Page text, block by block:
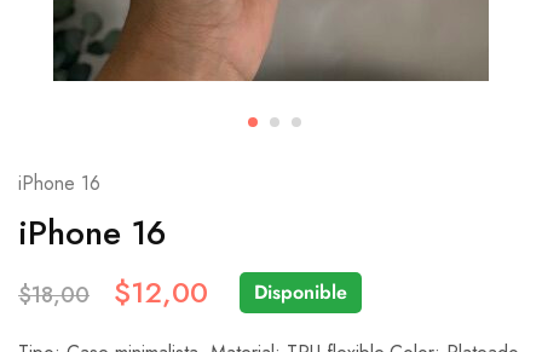
iPhone 16
iPhone 16
$18,00 $12,00 Disponible